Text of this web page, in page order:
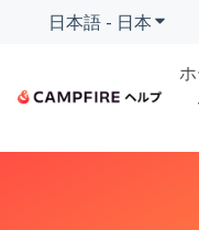
日本語 - 日本翻訳